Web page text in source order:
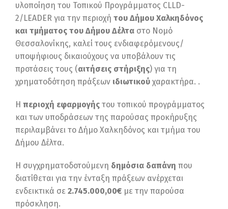
υλοποίηση του Τοπικού Προγράμματος CLLD-
2/LEADER για την περιοχή του Δήμου Χαλκηδόνος
και τμήματος του Δήμου Δέλτα στο Νομό
Θεσσαλονίκης, καλεί τους ενδιαφερόμενους/
υποψήφιους δικαιούχους να υποβάλουν τις
προτάσεις τους (αιτήσεις στήριξης) για τη
χρηματοδότηση πράξεων ιδιωτικού χαρακτήρα. .
Η περιοχή εφαρμογής του τοπικού προγράμματος
και των υποδράσεων της παρούσας προκήρυξης
περιλαμβάνει το Δήμο Χαλκηδόνος και τμήμα του
Δήμου Δέλτα.
Η συγχρηματοδοτούμενη δημόσια δαπάνη που
διατίθεται για την ένταξη πράξεων ανέρχεται
ενδεικτικά σε 2.745.000,00€ με την παρούσα
πρόσκληση.